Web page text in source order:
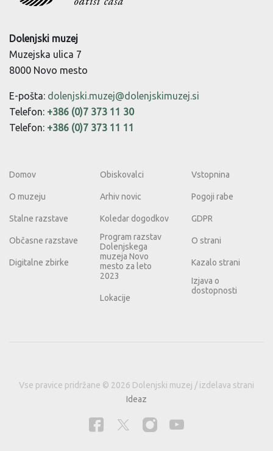
Dolenjski muzej
Muzejska ulica 7
8000 Novo mesto
E-pošta: dolenjski.muzej@dolenjskimuzej.si
Telefon: +386 (0)7 373 11 30
Telefon: +386 (0)7 373 11 11
Domov
O muzeju
Stalne razstave
Občasne razstave
Digitalne zbirke
Obiskovalci
Arhiv novic
Koledar dogodkov
Program razstav
Dolenjskega
muzeja Novo
mesto za leto
2023
Lokacije
Vstopnina
Pogoji rabe
GDPR
O strani
Kazalo strani
Izjava o
dostopnosti
Vse pravice pridržane © 2026 Dolenjski muzej / izdelava strani
Ideaz